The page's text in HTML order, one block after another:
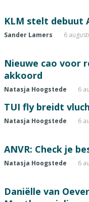
KLM stelt debuut
Sander Lamers 6
Nieuwe cao voor
akkoord
Natasja Hoogstede 6
TUI fly breidt
Natasja Hoogstede 6
ANVR: Check je
Natasja Hoogstede 6
Daniëlle van